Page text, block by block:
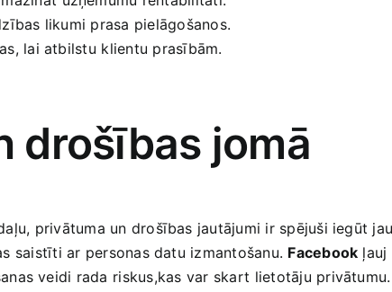
likumi prasa ​pielāgošanos.
lai atbilstu⁤ klientu ​prasībām.
drošības jomā
privātuma un drošības jautājumi ir spējuši iegūt‌
‍saistīti ar ‌personas datu izmantošanu. Facebook ļauj​
veidi rada ⁤riskus,kas⁣ var ‍skart⁤ lietotāju